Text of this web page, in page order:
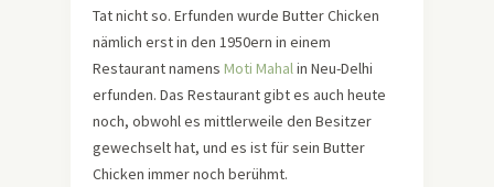
Tat nicht so. Erfunden wurde Butter Chicken
nämlich erst in den 1950ern in einem
Restaurant namens Moti Mahalin Neu-Delhi
erfunden. Das Restaurant gibt es auch heute
noch, obwohl es mittlerweile den Besitzer
gewechselt hat, und es ist für sein Butter
Chicken immer noch berühmt.